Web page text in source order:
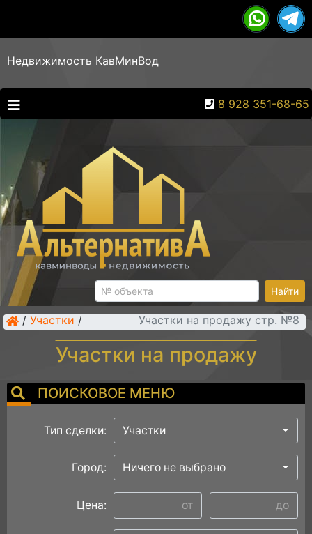
Недвижимость КавМинВод
8 928 351-68-65
Найти
/ Участки / Участки на продажу стр. №8
Участки на продажу
ПОИСКОВОЕ МЕНЮ
Тип сделки: Участки
Город: Ничего не выбрано
Цена: